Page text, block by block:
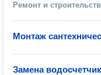
Ремонт и
Монтаж
Замена